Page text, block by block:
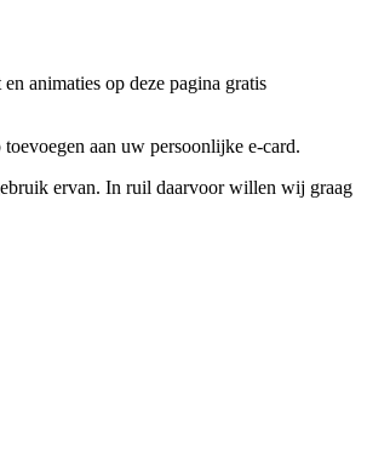
animaties op deze pagina gratis
aan uw persoonlijke e-card.
ervan. In ruil daarvoor willen wij graag